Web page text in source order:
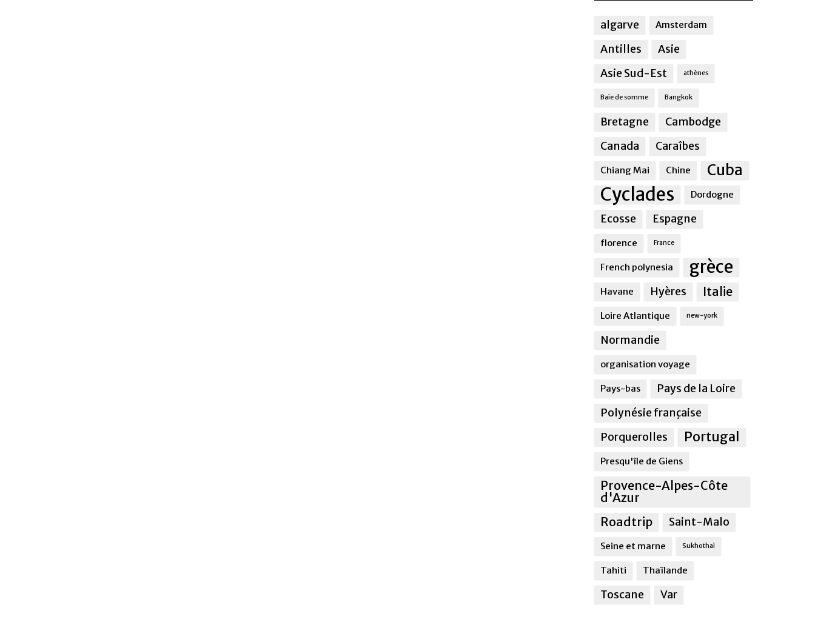
algarve Amsterdam
Antilles
Asie
Asie Sud-Est
athènes
Baie de somme Bangkok
Bretagne
Cambodge
Canada
Caraîbes
Chiang Mai Chine Cuba
Cyclades Dordogne
Ecosse Espagne
florence France
French polynesia grèce
Havane Hyères Italie
Loire Atlantique new-york
Normandie
organisation voyage
Pays-bas
Pays de la Loire
Polynésie française
Porquerolles
Portugal
Presqu'île de Giens
Provence-Alpes-Côte
d'Azur
Roadtrip
Saint-Malo
Seine et marne Sukhothai
Tahiti Thaïlande
Toscane Var